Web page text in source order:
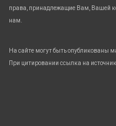
права, принадлежащие Вам, Вашей
нам.
На сайте могут быть опубликованы
При цитировании ссылка на